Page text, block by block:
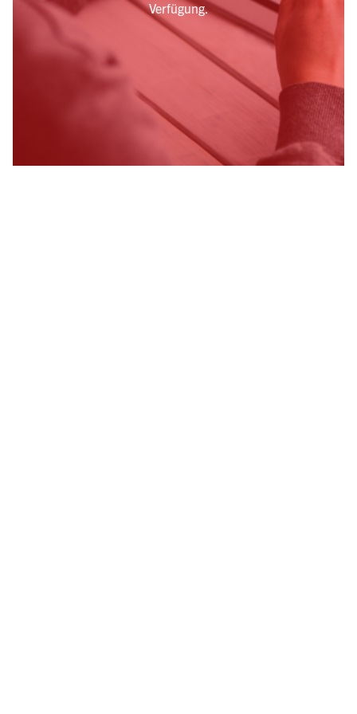
Verfügung.